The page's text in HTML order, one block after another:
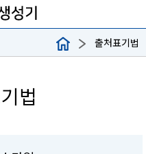
출처표기법
법